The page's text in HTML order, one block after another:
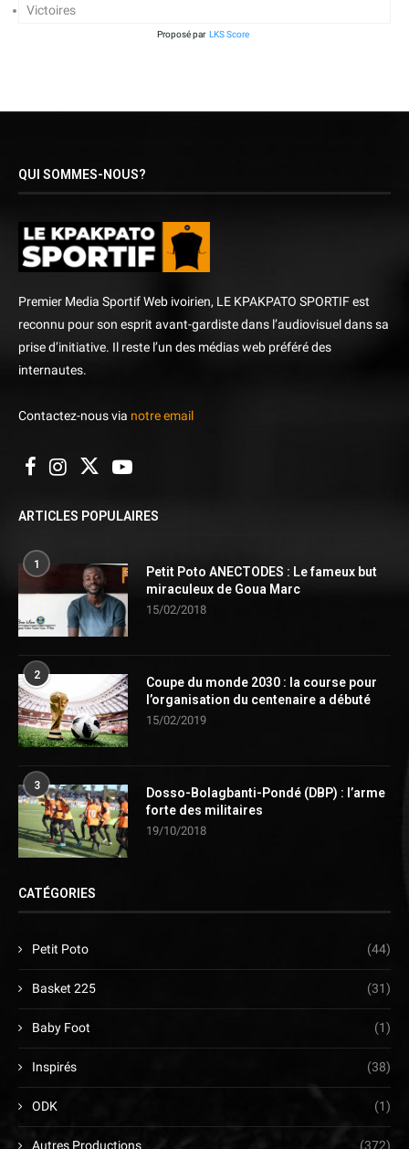
Victoires
Proposé par LKS Score
QUI SOMMES-NOUS?
Premier Media Sportif Web ivoirien, LE KPAKPATO SPORTIF est
reconnu pour son esprit avant-gardiste dans l’audiovisuel dans sa
prise d’initiative. Il reste l’un des médias web préféré des
internautes.
Contactez-nous via notre email
ARTICLES POPULAIRES
1
Petit Poto ANECTODES : Le fameux but
miraculeux de Goua Marc
15/02/2018
2
Coupe du monde 2030 : la course pour
l’organisation du centenaire a débuté
15/02/2019
3
Dosso-Bolagbanti-Pondé (DBP) : l’arme
forte des militaires
19/10/2018
CATÉGORIES
Petit Poto (44)
Basket 225 (31)
Baby Foot (1)
Inspirés (38)
ODK (1)
Autres Productions (372)